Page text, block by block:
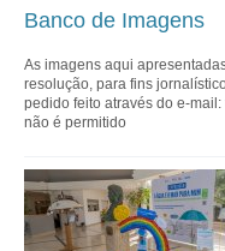
Banco de Imagens
As imagens aqui
resolução, para fins
pedido feito através do e-mail:
não é permitido